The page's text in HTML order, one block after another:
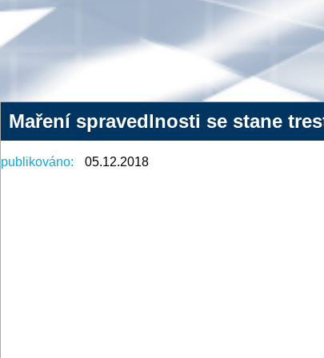
Maření spravedlnosti se stane
publikováno: 05.12.2018